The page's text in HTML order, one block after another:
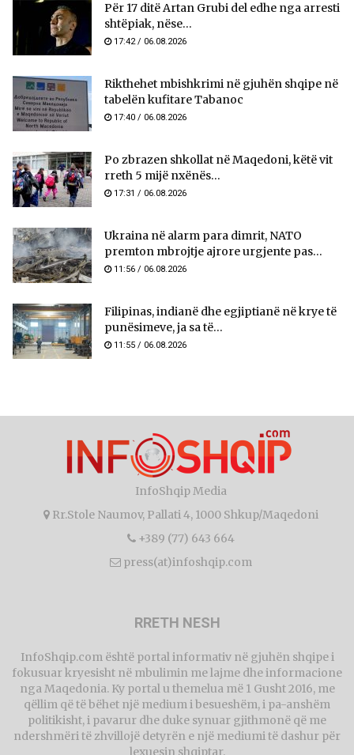
Për 17 ditë Artan Grubi del edhe nga arresti
shtëpiak, nëse...
17:42 / 06.08.2026
Rikthehet mbishkrimi në gjuhën shqipe në
tabelën kufitare Tabanoc
17:40 / 06.08.2026
Po zbrazen shkollat në Maqedoni, këtë vit
rreth 5 mijë nxënës...
17:31 / 06.08.2026
Ukraina në alarm para dimrit, NATO
premton mbrojtje ajrore urgjente pas...
11:56 / 06.08.2026
Filipinas, indianë dhe egjiptianë në krye të
punësimeve, ja sa të...
11:55 / 06.08.2026
InfoShqip Media
Rr.Stole Naumov, Pallati 4, 1000 Shkup/Maqedoni
+389 (77) 643 664
press(at)infoshqip.com
RRETH NESH
InfoShqip.com është portal informativ në gjuhën shqipe i
fokusuar kryesisht në mbulimin me lajme dhe informacione
nga Maqedonia. Ky portal u themelua më 1 Gusht 2016, me
qëllim që të bëhet një medium i besueshëm, i pa-anshëm
politikisht, i pavarur dhe duke synuar gjithmonë që me
ndershmëri të zhvillojë detyrën e një mediumi të dashur për
lexuesin shqiptar.